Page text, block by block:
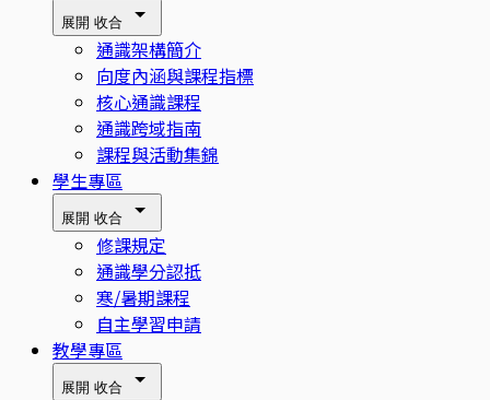
展開 收合
通識架構簡介
向度內涵與課程指標
核心通識課程
通識跨域指南
課程與活動集錦
學生專區
展開 收合
修課規定
通識學分認抵
寒/暑期課程
自主學習申請
教學專區
展開 收合